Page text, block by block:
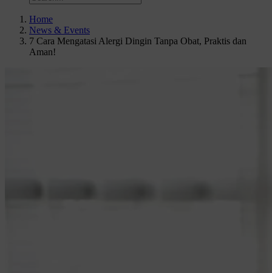
Home
News & Events
7 Cara Mengatasi Alergi Dingin Tanpa Obat, Praktis dan
Aman!